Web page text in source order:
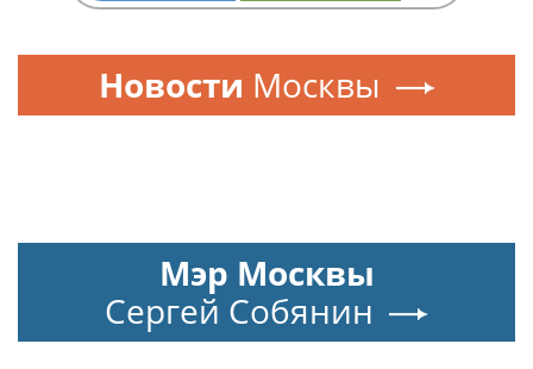
Новости Москвы
Мэр Москвы
Сергей Собянин